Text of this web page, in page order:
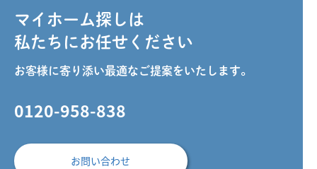
マイホーム探しは
私たちにお任せください
お客様に寄り添い最適なご提案をいたします。
0120-958-838
お問い合わせ